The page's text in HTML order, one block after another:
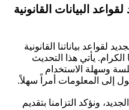
البيانات القانونية
لقواعد بياناتنا القانونية
يأتي هذا التحديث
وسهلة الاستخدام
إلى المعلومات أمراً سهلاً.
ونؤكد التزامنا بتقديم